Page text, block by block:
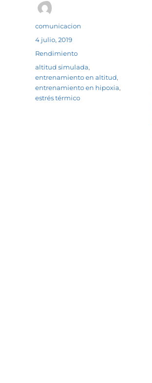
Autor
comunicacion
Publicado
el
4 julio, 2019
Categorías
Rendimiento
Etiquetas
altitud simulada,
entrenamiento en altitud,
entrenamiento en hipoxia,
estrés térmico